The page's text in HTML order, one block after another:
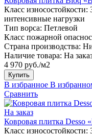
Класс износостойкости:
интенсивные нагрузки
Тип ворса: Петлевой
Класс пожарной
Страна производства:
Наличие товара: На
4 970 руб./м2
Купить
В избранное В
Сравнить
На заказ
Ковровая плитка Desso
Класс износостойкости: